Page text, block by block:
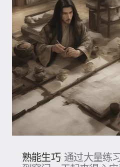
熟能生巧 通过大量练